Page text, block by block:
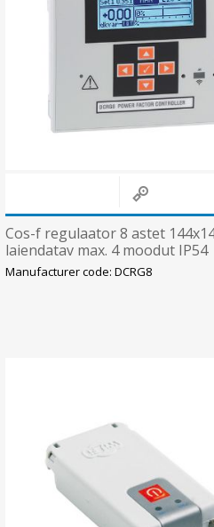
Cos-f regulaator 8 astet
laiendatav max. 4 moodut IP54
Manufacturer code: DCRG8